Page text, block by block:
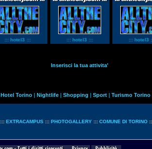
::: hotel3 ::: ::: hotel3 ::: ::: hotel3
Inserisci la tua attivita'
Hotel Torino | Nightlife | Shopping | Sport | Turismo Torino
::: EXTRACAMPUS ::: PHOTOGALLERY ::: COMUNE DI TORINO